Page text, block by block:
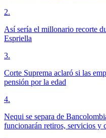
2.
Así sería el millonario recorte
Espriella
3.
Corte Suprema aclaró si las
pensión por la edad
4.
Nequi se separa de
funcionarán retiros, servicios y